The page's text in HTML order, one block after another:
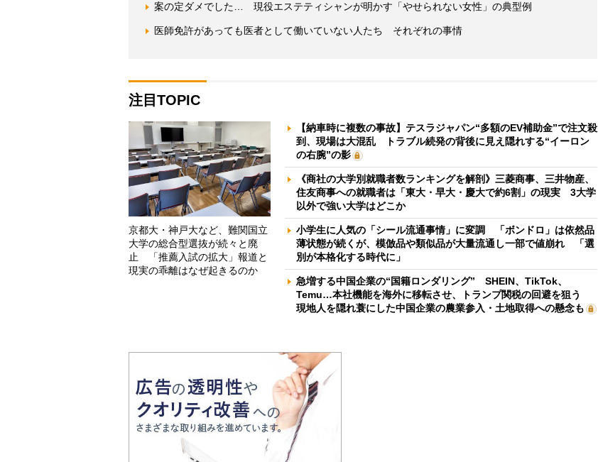
案の定ダメでした… 現役エステティシャンが明かす「やせられない女性」の典型例
医師免許があっても医者として働いていない人たち それぞれの事情
注目TOPIC
京都大・神戸大など、難関国立
大学の総合型選抜が続々と廃
止 「推薦入試の拡大」報道と
現実の乖離はなぜ起きるのか
【納車時に複数の事故】テスラジャパン“多額のEV補助金”で注文殺
到、現場は大混乱 トラブル続発の背後に見え隠れする“イーロン
の右腕”の影
《商社の大学別就職者数ランキングを解剖》三菱商事、三井物産、
住友商事への就職者は「東大・早大・慶大で約6割」の現実 3大学
以外で強い大学はどこか
小学生に人気の「シール流通事情」に変調 「ボンドロ」は依然品
薄状態が続くが、模倣品や類似品が大量流通し一部で値崩れ 「選
別が本格化する時代に」
急増する中国企業の“国籍ロンダリング” SHEIN、TikTok、
Temu…本社機能を海外に移転させ、トランプ関税の回避を狙う
現地人を隠れ蓑にした中国企業の農業参入・土地取得への懸念も